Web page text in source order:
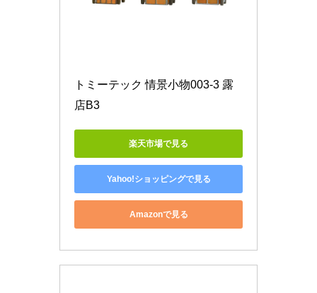
トミーテック 情景小物003-3 露
店B3
楽天市場で見る
Yahoo!ショッピングで見る
Amazonで見る